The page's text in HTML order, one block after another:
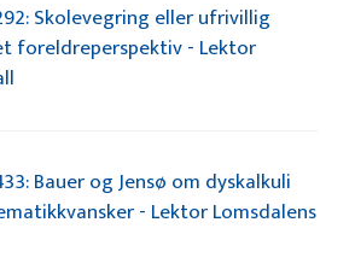
Skolevegring eller ufrivillig
foreldreperspektiv - Lektor
Bauer og Jensø om dyskalkuli
- Lektor Lomsdalens